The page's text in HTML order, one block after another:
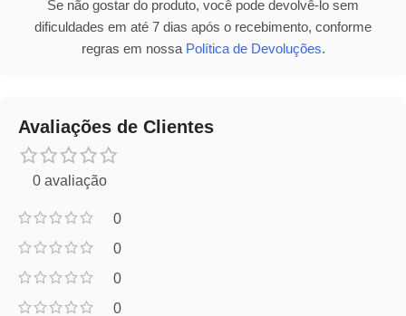
Se não gostar do produto, você pode devolvê-lo sem
dificuldades em até 7 dias após o recebimento, conforme
regras em nossa Política de Devoluções.
Avaliações de Clientes
0 avaliação
0
0
0
0